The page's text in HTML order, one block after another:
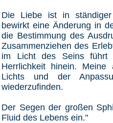
Die Liebe ist in ständiger
bewirkt eine Änderung in
die Bestimmung des
Zusammenziehen des
im Licht des Seins führt
Herrlichkeit hinein. Meine
Lichts und der
wiederzufinden.
Der Segen der großen
Fluid des Lebens ein."